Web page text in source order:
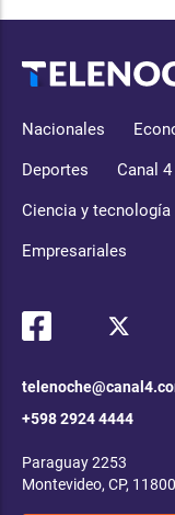
Nacionales
Deportes Canal 4
Ciencia y tecnología
Empresariales
+598 2924 4444
Paraguay 2253
Montevideo, CP, 11800